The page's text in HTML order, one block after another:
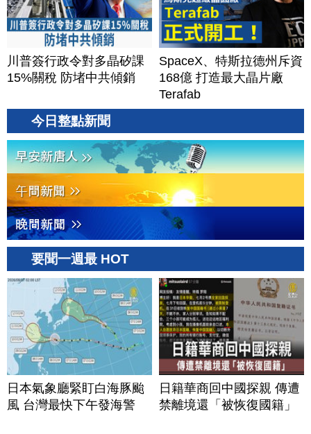
川普簽行政令對多晶矽課
15%關稅 防堵中共傾銷
SpaceX、特斯拉德州斥資
168億 打造最大晶片廠
Terafab
今日整點新聞
要聞一週最 HOT
日本氣象廳緊盯白海豚颱
風 台灣最快下午發海警
日籍華商回中國探親 傳遭
禁離境還「被恢復國籍」